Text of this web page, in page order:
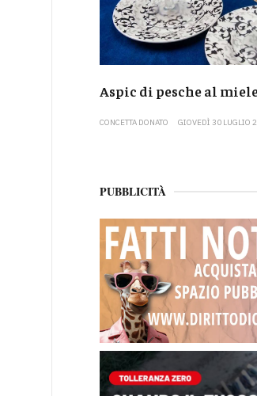
Aspic di pesche al
CONCETTA DONATO GIOVEDÌ 30 LUGLIO
PUBBLICITÀ